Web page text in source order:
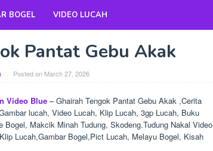
BOGEL VIDEO LUCAH
Pantat Gebu Akak
Posted on March 27, 2026
Video Blue– Ghairah Tengok Pantat Gebu Akak ,Cerita
lucah, Video Lucah, Klip Lucah, 3gp Lucah, Buku
Makcik Minah Tudung, Skodeng.Tudung Nakal Video
Lucah,Gambar Bogel,Pict Lucah, Melayu Bogel, Kisah